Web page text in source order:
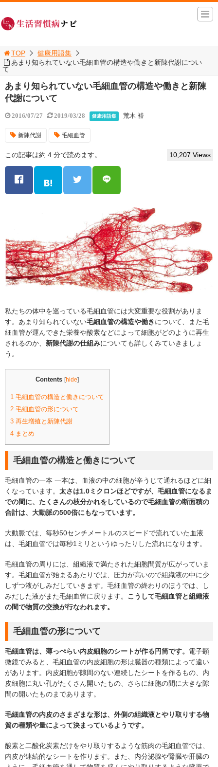
TOP
健康用語集
あまり知られていない毛細血管の構造や働きと新陳代謝につい
て
あまり知られていない毛細血管の構造や働きと新陳
代謝について
2016/07/27 2019/03/28 健康用語集 荒木 裕
新陳代謝 毛細血管
この記事は約 4 分で読めます。 10,207 Views
私たちの体中を巡っている毛細血管には大変重要な役割がありま
す。あまり知られていない毛細血管の構造や働きについて、また毛
細血管が運んできた栄養や酸素などによって細胞がどのように再生
されるのか、 新陳代謝の仕組みについても詳しくみていきましょ
う。
Contents [hide]
1 毛細血管の構造と働きについて
2 毛細血管の形について
3 再生増殖と新陳代謝
4 まとめ
毛細血管の構造と働きについて
毛細血管の一本 一本は、血液の中の細胞が辛うじて通れるほどに細
くなっています。 太さは1.0ミクロンほどですが、毛細血管になるま
での間に、たくさんの枝分かれをしているので毛細血管の断面積の
合計は、大動脈の500倍にもなっています。
大動脈では、毎秒50センチメートルのスピードで流れていた血液
は、毛細血管では毎秒1ミリというゆったりした流れになります。
毛細血管の周りには、組織液で満たされた細胞間質が広がっていま
す。毛細血管が始まるあたりでは、圧力が高いので組織液の中に少
しずつ液がしみだしていきます。毛細血管の終わりのほうでは、し
みだした液がまた毛細血管に戻ります。 こうして毛細血管と組織液
の間で物質の交換が行なわれます。
毛細血管の形について
毛細血管は、薄っぺらい内皮細胞のシートが作る円筒です。 電子顕
微鏡でみると、毛細血管の内皮細胞の形は臓器の種類によって違い
があります。内皮細胞が隙間のない連続したシートを作るもの、内
皮細胞に丸い孔がたくさん開いたもの、さらに細胞の間に大きな隙
間の開いたものまであります。
毛細血管の内皮のさまざまな形は、外側の組織液とやり取りする物
質の種類や量によって決まっているようです。
酸素と二酸化炭素だけをやり取りするような筋肉の毛細血管では、
内皮が連続的なシートを作ります。また、内分泌腺や腎臓や肝臓の